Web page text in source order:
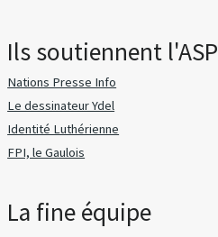
Ils soutiennent l'ASP
Nations Presse Info
Le dessinateur Ydel
Identité Luthérienne
FPI, le Gaulois
La fine équipe